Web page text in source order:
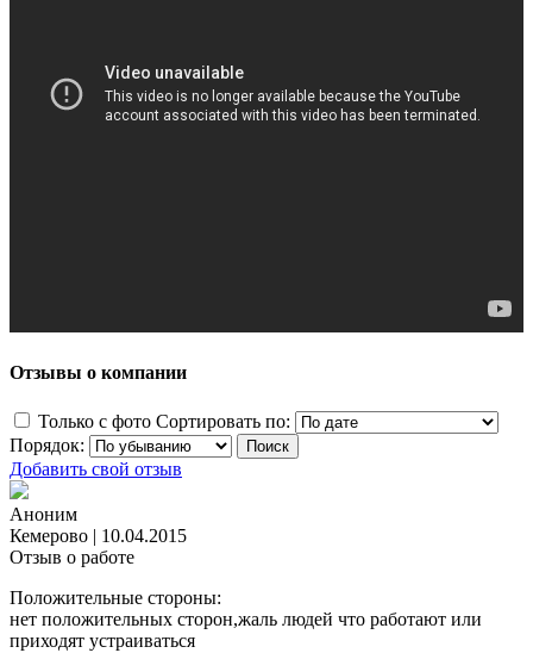
Отзывы о компании
Только с фото Сортировать по:
Порядок:
Добавить свой отзыв
Аноним
Кемерово | 10.04.2015
Отзыв о работе
Положительные стороны:
нет положительных сторон,жаль людей что работают или
приходят устраиваться